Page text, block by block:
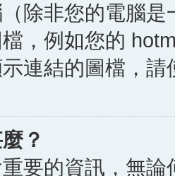
除非您的電腦
，例如您的
連結的圖檔，
？
要的資訊，無